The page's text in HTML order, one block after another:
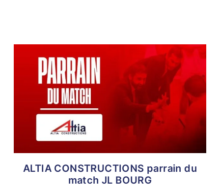
ALTIA CONSTRUCTIONS parrain du
match JL BOURG